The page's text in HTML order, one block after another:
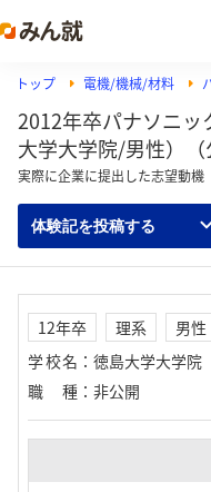
トップ 電機/機械/材料
2012年卒パナソニ
大学大学院/男性）（
実際に企業に提出した志望動機
体験記を投稿する
12年卒 理系
男性
学校名 ： 徳島大学大学院
職種 ： 非公開